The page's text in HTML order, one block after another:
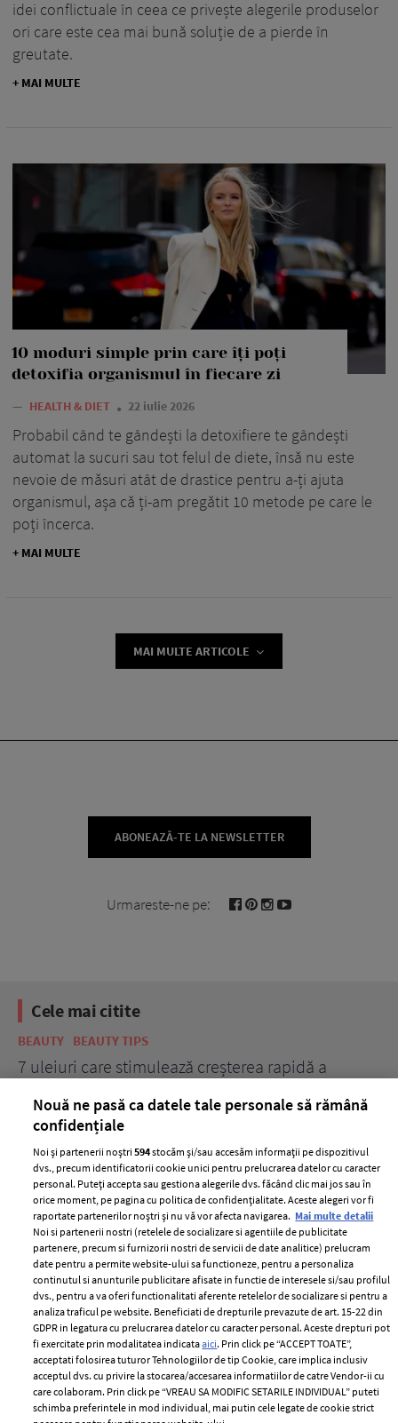
idei conflictuale în ceea ce privește alegerile produselor
ori care este cea mai bună soluție de a pierde în
greutate.
+ MAI MULTE
10 moduri simple prin care îți poți
detoxifia organismul în fiecare zi
— HEALTH & DIET 22 iulie 2026
Probabil când te gândești la detoxifiere te gândești
automat la sucuri sau tot felul de diete, însă nu este
nevoie de măsuri atât de drastice pentru a-ți ajuta
organismul, așa că ți-am pregătit 10 metode pe care le
poți încerca.
+ MAI MULTE
MAI MULTE ARTICOLE
ABONEAZĂ-TE LA NEWSLETTER
Urmareste-ne pe:
Cele mai citite
BEAUTY BEAUTY TIPS
7 uleiuri care stimulează creșterea rapidă a
ELLE Style Awards
2024
Despre ELLE
Romania
Contact
Abonamente
Termeni si conditii
Politica de
confidențialitate
Politica de cookies
Publicitate
Nouă ne pasă ca datele tale personale să rămână
confidențiale
Noi și partenerii noștri594stocăm și/sau accesăm informații pe dispozitivul
dvs., precum identificatorii cookie unici pentru prelucrarea datelor cu caracter
personal. Puteți accepta sau gestiona alegerile dvs. făcând clic mai jos sau în
orice moment, pe pagina cu politica de confidențialitate. Aceste alegeri vor fi
raportate partenerilor noștri și nu vă vor afecta navigarea. Mai multe detalii
Noi si partenerii nostri (retelele de socializare si agentiile de publicitate
partenere, precum si furnizorii nostri de servicii de date analitice) prelucram
date pentru a permite website-ului sa functioneze, pentru a personaliza
continutul si anunturile publicitare afisate in functie de interesele si/sau profilul
dvs., pentru a va oferi functionalitati aferente retelelor de socializare si pentru a
analiza traficul pe website. Beneficiati de drepturile prevazute de art. 15-22 din
GDPR in legatura cu prelucrarea datelor cu caracter personal. Aceste drepturi pot
fi exercitate prin modalitatea indicataaici. Prin click pe “ACCEPT TOATE”,
acceptati folosirea tuturor Tehnologiilor de tip Cookie, care implica inclusiv
acceptul dvs. cu privire la stocarea/accesarea informatiilor de catre Vendor-ii cu
care colaboram. Prin click pe “VREAU SA MODIFIC SETARILE INDIVIDUAL” puteti
schimba preferintele in mod individual, mai putin cele legate de cookie strict